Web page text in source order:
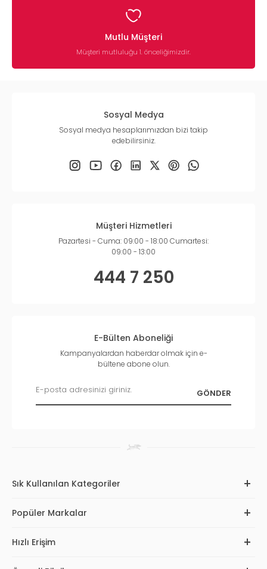
Mutlu Müşteri
Müşteri mutluluğu 1. önceliğimizdir.
Sosyal Medya
Sosyal medya hesaplarımızdan bizi takip
edebilirsiniz.
Müşteri Hizmetleri
Pazartesi - Cuma: 09:00 - 18:00 Cumartesi:
09:00 - 13:00
444 7 250
E-Bülten Aboneliği
Kampanyalardan haberdar olmak için e-
bültene abone olun.
Sık Kullanılan Kategoriler
Popüler Markalar
Hızlı Erişim